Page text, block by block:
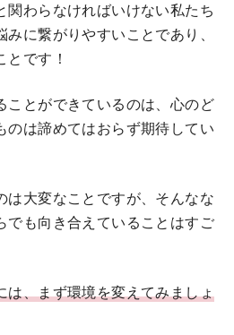
関わらなければいけない私たち
に繋がりやすいことであり、
です！
ことができているのは、心のど
のは諦めてはおらず期待してい
は大変なことですが、そんなな
でも向き合えていることはすご
は、まず環境を変えてみましょ